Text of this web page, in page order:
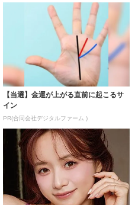
【当選】金運が上がる直前に起こるサ
イン
PR(合同会社デジタルファーム )